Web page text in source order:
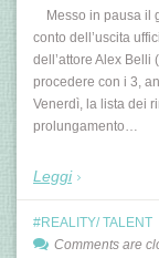
Messo in pausa il
conto dell’uscita
dell’attore Alex Belli
procedere con i 3,
Venerdì, la lista dei
prolungamento…
Leggi
REALITY/ TALENT
Comments are